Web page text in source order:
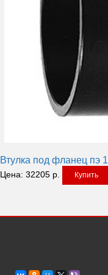
Втулка под фланец пэ
Цена: 32205 р. Купить